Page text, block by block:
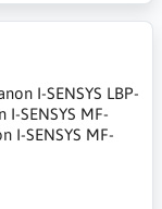
I-SENSYS LBP-
I-SENSYS MF-
I-SENSYS MF-